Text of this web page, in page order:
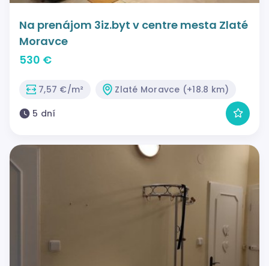
Na prenájom 3iz.byt v centre mesta Zlaté
Moravce
530 €
7,57 €/m²
Zlaté Moravce (+18.8 km)
5 dní